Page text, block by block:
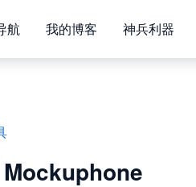
航 我的博客 神兵利器
Mockuphone